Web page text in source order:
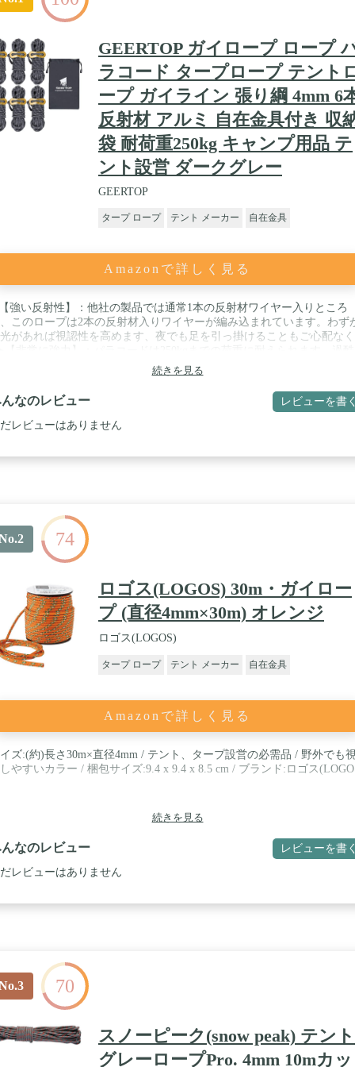
GEERTOP ガイロープ ロープ
ラコード タープロープ テント
ープ ガイライン 張り綱 4mm 6
反射材 アルミ 自在金具付き 収
袋 耐荷重250kg キャンプ用品 テ
ント設営 ダークグレー
GEERTOP
タープ ロープ テント メーカー 自在金具
Amazonで詳しく見る
強い反射性】：他社の製品では通常1本の反射材ワイヤー入りところ
このロープは2本の反射材入りワイヤーが編み込まれています。わず
があれば視認性を高めます、夜でも足を引っ掛けることもご心配なく
象条件でも容易く型くずれすることはありません。 / ➤【長さを自由に
可能】：アルミニウム製テンショナーは、各ガイラインの簡単で強固な
を可能にします。 / ➤【頑丈で軽量】：各ガイラインは4mの長さで、
、重さはわずか37gです。 / ➤【持ちやすい】：6本のガイドワイヤ
は、付属のキャリーポーチにぴったり収まります。
続きを見る
なのレビュー レビューを書く
だレビューはありません
74
ロゴス(LOGOS) 30m・ガイロー
プ (直径4mm×30m) オレンジ
ロゴス(LOGOS)
タープ ロープ テント メーカー 自在金具
Amazonで詳しく見る
ズ:(約)長さ30m×直径4mm / テント、タープ設営の必需品 / 野外でも視
やすいカラー / 梱包サイズ:9.4 x 9.4 x 8.5 cm / ブランド:ロゴス
続きを見る
なのレビュー レビューを書く
だレビューはありません
70
スノーピーク(snow peak) テント
グレーロープPro. 4mm 10mカッ